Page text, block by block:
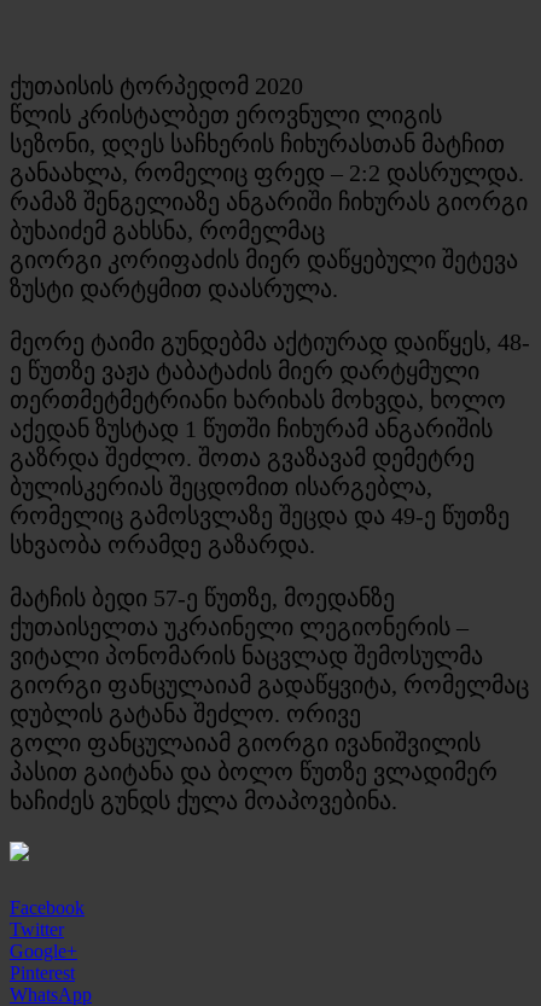
ქუთაისის ტორპედომ 2020
წლის კრისტალბეთ ეროვნული ლიგის
სეზონი, დღეს საჩხერის ჩიხურასთან მატჩით
განაახლა, რომელიც ფრედ – 2:2 დასრულდა.
რამაზ შენგელიაზე ანგარიში ჩიხურას გიორგი
ბუხაიძემ გახსნა, რომელმაც
გიორგი კორიფაძის მიერ დაწყებული შეტევა
ზუსტი დარტყმით დაასრულა.
მეორე ტაიმი გუნდებმა აქტიურად დაიწყეს, 48-
ე წუთზე ვაჟა ტაბატაძის მიერ დარტყმული
თერთმეტმეტრიანი ხარიხას მოხვდა, ხოლო
აქედან ზუსტად 1 წუთში ჩიხურამ ანგარიშის
გაზრდა შეძლო. შოთა გვაზავამ დემეტრე
ბულისკერიას შეცდომით ისარგებლა,
რომელიც გამოსვლაზე შეცდა და 49-ე წუთზე
სხვაობა ორამდე გაზარდა.
მატჩის ბედი 57-ე წუთზე, მოედანზე
ქუთაისელთა უკრაინელი ლეგიონერის –
ვიტალი პონომარის ნაცვლად შემოსულმა
გიორგი ფანცულაიამ გადაწყვიტა, რომელმაც
დუბლის გატანა შეძლო. ორივე
გოლი ფანცულაიამ გიორგი ივანიშვილის
პასით გაიტანა და ბოლო წუთზე ვლადიმერ
ხაჩიძეს გუნდს ქულა მოაპოვებინა.
Facebook
Twitter
Google+
Pinterest
WhatsApp